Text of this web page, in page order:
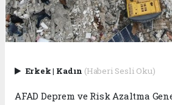
Erkek| Kadın (Haberi Sesli Oku)
AFAD Deprem ve Risk Azaltma